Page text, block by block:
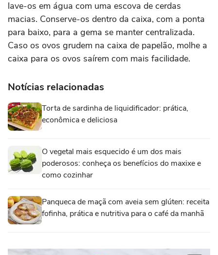
lave-os em água com uma escova de cerdas
macias. Conserve-os dentro da caixa, com a ponta
para baixo, para a gema se manter centralizada.
Caso os ovos grudem na caixa de papelão, molhe a
caixa para os ovos saírem com mais facilidade.
Notícias relacionadas
Torta de sardinha de liquidificador: prática,
econômica e deliciosa
O vegetal mais esquecido é um dos mais
poderosos: conheça os benefícios do maxixe e
como cozinhar
Panqueca de maçã com aveia sem glúten: receita
fofinha, prática e nutritiva para o café da manhã